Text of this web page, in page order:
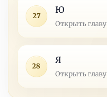
27
Ю
Открыть главу
28
Я
Открыть главу